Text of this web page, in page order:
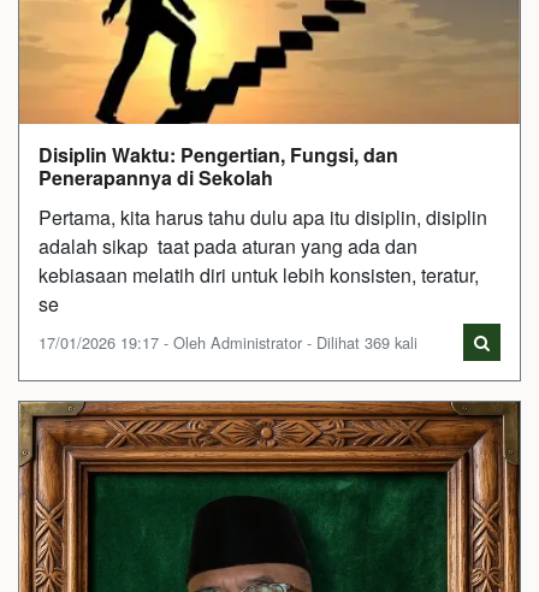
Disiplin Waktu: Pengertian, Fungsi, dan
Penerapannya di Sekolah
Pertama, kita harus tahu dulu apa itu disiplin, disiplin
adalah sikap taat pada aturan yang ada dan
kebiasaan melatih diri untuk lebih konsisten, teratur,
se
17/01/2026 19:17 - Oleh Administrator - Dilihat 369 kali